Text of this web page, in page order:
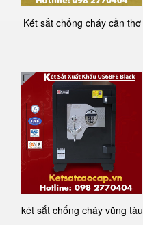
Két sắt chống cháy cần thơ
két sắt chống cháy vũng tàu